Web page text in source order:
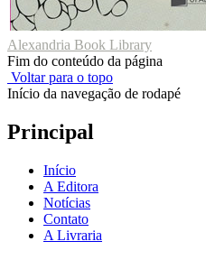
Alexandria Book Library
Fim do conteúdo da página
Voltar para o topo
Início da navegação de rodapé
Principal
Início
A Editora
Notícias
Contato
A Livraria